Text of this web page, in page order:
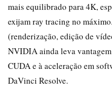
mais equilibrado para 4K,
exijam ray tracing no
(renderização, edição de
NVIDIA ainda leva vantagem
CUDA e à aceleração em
DaVinci Resolve.